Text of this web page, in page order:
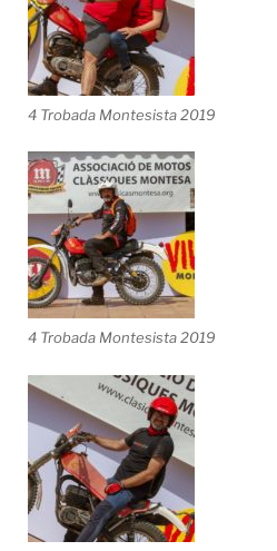
4 Trobada Montesista 2019
4 Trobada Montesista 2019